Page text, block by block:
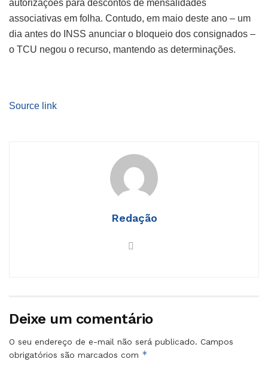
autorizações para descontos de mensalidades
associativas em folha. Contudo, em maio deste ano – um
dia antes do INSS anunciar o bloqueio dos consignados –
o TCU negou o recurso, mantendo as determinações.
Source link
Redação
Deixe um comentário
O seu endereço de e-mail não será publicado. Campos
obrigatórios são marcados com *